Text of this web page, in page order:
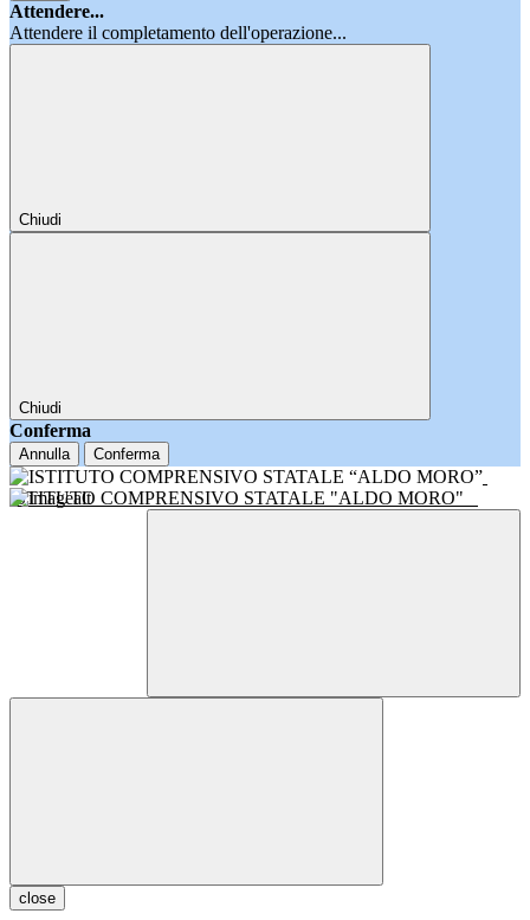
Attendere...
Attendere il completamento dell'operazione...
Chiudi
Chiudi
Conferma
Annulla Conferma
ISTITUTO COMPRENSIVO STATALE "ALDO MORO"
close